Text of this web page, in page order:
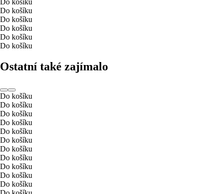
Do košíku
Do košíku
Do košíku
Do košíku
Do košíku
Ostatní také zajímalo
Do košíku
Do košíku
Do košíku
Do košíku
Do košíku
Do košíku
Do košíku
Do košíku
Do košíku
Do košíku
Do košíku